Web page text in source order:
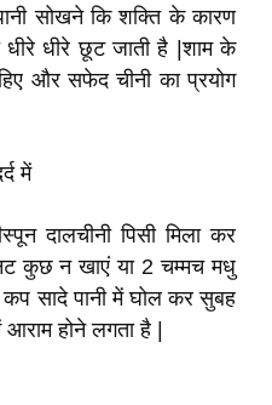
सोखने कि शक्ति के कारण
धीरे छूट जाती है |शाम के
और सफेद चीनी का प्रयोग
में
दालचीनी पिसी मिला कर
कुछ न खाएं या 2 चम्मच मधु
कप सादे पानी में घोल कर सुबह
होने लगता है |